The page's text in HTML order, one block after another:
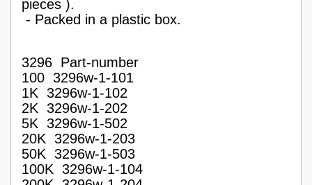
pieces ).
- Packed in a plastic box.
3296 Part-number
100 3296w-1-101
1K 3296w-1-102
2K 3296w-1-202
5K 3296w-1-502
20K 3296w-1-203
50K 3296w-1-503
100K 3296w-1-104